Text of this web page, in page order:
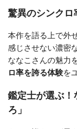
驚異のシンクロ
本作を語る上で外
感じさせない濃密
ななこさんの魅力
ロ率を誇る体験を
鑑定士が選ぶ！
ろ」